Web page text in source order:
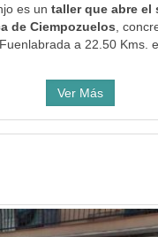
es un taller que abre el
de Ciempozuelos ,
a 22.50 Kms.
Ver Más